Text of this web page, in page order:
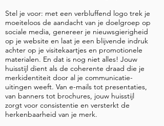
Stel je voor: met een verbluffend logo trek je
moeiteloos de aandacht van je doelgroep op
sociale media, genereer je nieuwsgierigheid
op je website en laat je een blijvende indruk
achter op je visitekaartjes en promotionele
materialen. En dat is nog niet alles! Jouw
huisstijl dient als de coherente draad die je
merkidentiteit door al je communicatie-
uitingen weeft. Van e-mails tot presentaties,
van banners tot brochures, jouw huisstijl
zorgt voor consistentie en versterkt de
herkenbaarheid van je merk.